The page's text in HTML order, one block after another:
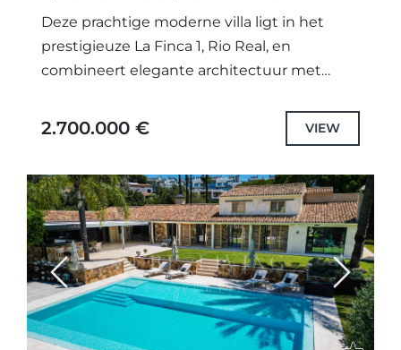
Deze prachtige moderne villa ligt in het
prestigieuze La Finca 1, Rio Real, en
combineert elegante architectuur met
privéterrein van 871 m² en...
2.700.000 € VIEW
Previous Next